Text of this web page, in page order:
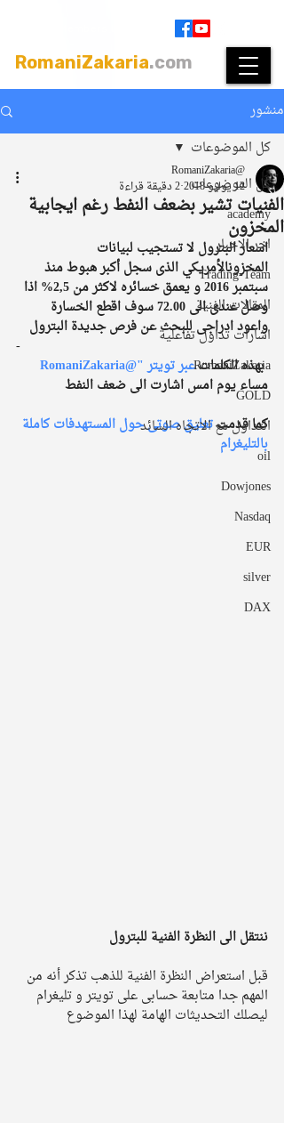
RomaniZakaria.com
منشور
كل الموضوعات
academy
اخر الاخبار
Trading-Team
المقالات الفنية
اشارات تداول تفاعلية
RomaniZakaria
GOLD
التداول مع الاتجاه السائد
oil
Dowjones
Nasdaq
EUR
silver
DAX
كل الموضوعات
الفنيات تشير بضعف النفط رغم ايجابية
المخزون
@RomaniZakaria
12 يوليو 2018
2 دقيقة قراءة
اسعار البترول لا تستجيب لبيانات
المخزونالأمريكي الذى سجل أكبر هبوط منذ
سبتمبر 2016 و يعمق خسائره لاكثر من 2,5% اذا
وصل عندى الى 72.00 سوف اقطع الخسارة
واعود ادراجى للبحث عن فرص جديدة البترول
-
بهذه الكلمات
عبر تويتر "@RomaniZakaria
مساء يوم امس اشارت الى ضعف النفط
كما قدمت تعليق صوتى حول المستهدفات كاملة
بالتليغرام
ننتقل الى النظرة الفنية للبترول
قبل استعراض النظرة الفنية للذهب تذكر أنه من
المهم جدا متابعة حسابى على تويتر و تليغرام
ليصلك التحديثات الهامة لهذا الموضوع